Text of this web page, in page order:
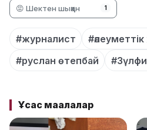
😡 Шектен шыққан 1
#журналист
#руслан өтепбай
Ұқсас мақалалар